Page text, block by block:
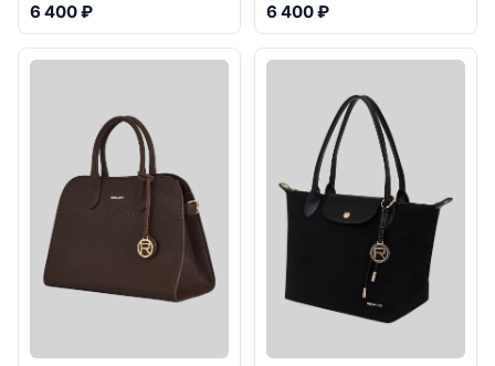
6 400 ₽ 6 400 ₽